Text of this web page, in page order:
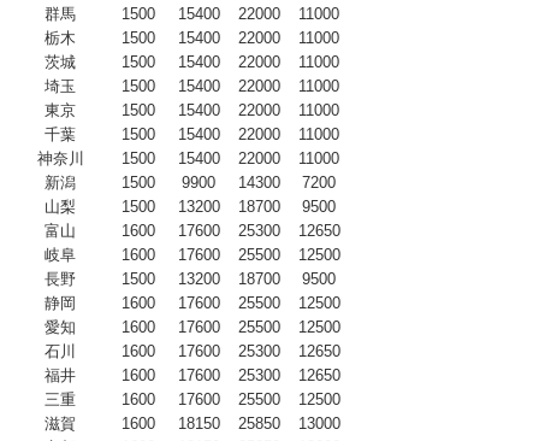
群馬
1500 15400 22000
11000
栃木
1500 15400 22000
11000
茨城
1500 15400 22000
11000
埼玉
1500 15400 22000
11000
東京
1500 15400 22000
11000
千葉
1500 15400 22000
11000
神奈川
1500 15400 22000
11000
新潟
1500 9900 14300
7200
山梨
1500 13200 18700
9500
富山
1600 17600 25300
12650
岐阜
1600 17600 25500
12500
長野
1500 13200 18700
9500
静岡
1600 17600 25500
12500
愛知
1600 17600 25500
12500
石川
1600 17600 25300
12650
福井
1600 17600 25300
12650
三重
1600 17600 25500
12500
滋賀
1600 18150 25850
13000